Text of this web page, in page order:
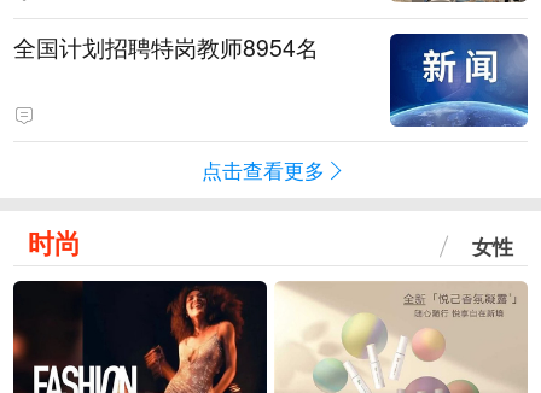
全国计划招聘特岗教师8954名
点击查看更多
时尚 女性